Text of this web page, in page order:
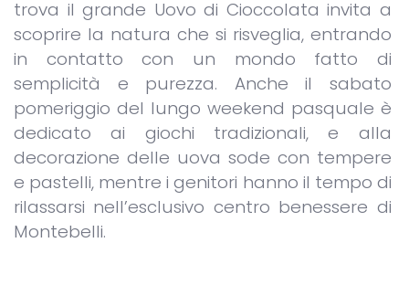
trova il grande Uovo di Cioccolata invita a
scoprire la natura che si risveglia, entrando
in contatto con un mondo fatto di
semplicità e purezza. Anche il sabato
pomeriggio del lungo weekend pasquale è
dedicato ai giochi tradizionali, e alla
decorazione delle uova sode con tempere
e pastelli, mentre i genitori hanno il tempo di
rilassarsi nell’esclusivo centro benessere di
Montebelli.